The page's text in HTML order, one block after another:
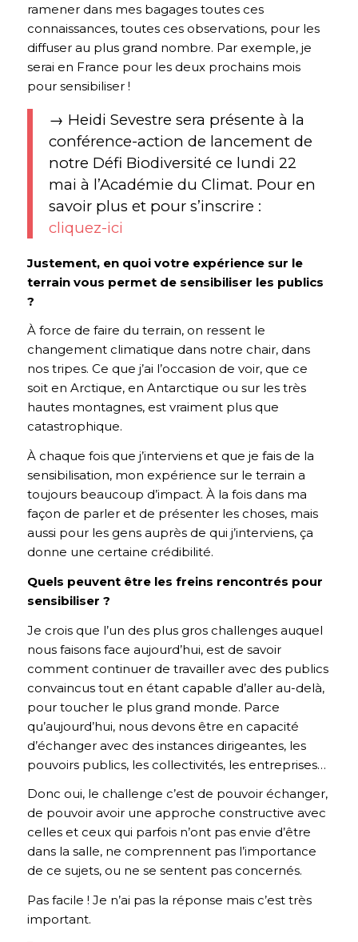
ramener dans mes bagages toutes ces
connaissances, toutes ces observations, pour les
diffuser au plus grand nombre. Par exemple, je
serai en France pour les deux prochains mois
pour sensibiliser !
→ Heidi Sevestre sera présente à la
conférence-action de lancement de
notre Défi Biodiversité ce lundi 22
mai à l’Académie du Climat. Pour en
savoir plus et pour s’inscrire :
cliquez-ici
Justement, en quoi votre expérience sur le
terrain vous permet de sensibiliser les publics
?
À force de faire du terrain, on ressent le
changement climatique dans notre chair, dans
nos tripes. Ce que j’ai l’occasion de voir, que ce
soit en Arctique, en Antarctique ou sur les très
hautes montagnes, est vraiment plus que
catastrophique.
À chaque fois que j’interviens et que je fais de la
sensibilisation, mon expérience sur le terrain a
toujours beaucoup d’impact. À la fois dans ma
façon de parler et de présenter les choses, mais
aussi pour les gens auprès de qui j’interviens, ça
donne une certaine crédibilité.
Quels peuvent être les freins rencontrés pour
sensibiliser ?
Je crois que l’un des plus gros challenges auquel
nous faisons face aujourd’hui, est de savoir
comment continuer de travailler avec des publics
convaincus tout en étant capable d’aller au-delà,
pour toucher le plus grand monde. Parce
qu’aujourd’hui, nous devons être en capacité
d’échanger avec des instances dirigeantes, les
pouvoirs publics, les collectivités, les entreprises…
Donc oui, le challenge c’est de pouvoir échanger,
de pouvoir avoir une approche constructive avec
celles et ceux qui parfois n’ont pas envie d’être
dans la salle, ne comprennent pas l’importance
de ce sujets, ou ne se sentent pas concernés.
Pas facile ! Je n’ai pas la réponse mais c’est très
important.